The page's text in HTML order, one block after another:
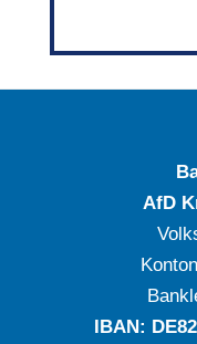
AfD
IBAN: